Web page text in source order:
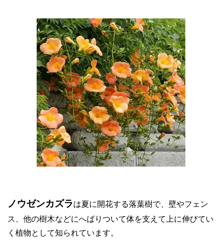
ノウゼンカズラは夏に開花する落葉樹で、壁やフェン
ス、他の樹木などにへばりついて体を支えて上に伸びてい
く植物として知られています。